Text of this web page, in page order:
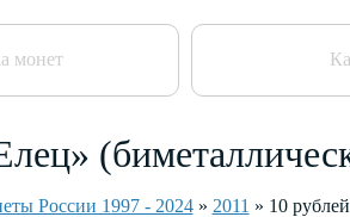
монет
России 1997 - 2024» 2011 » 10